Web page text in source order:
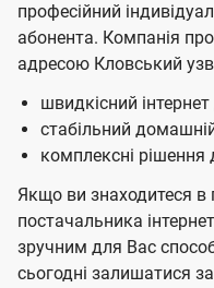
професійний
абонента. Компанія
адресою Кловський
швидкісний інтернет
стабільний
комплексні рішення
Якщо ви знаходитеся в
постачальника
зручним для Вас
сьогодні залишатися